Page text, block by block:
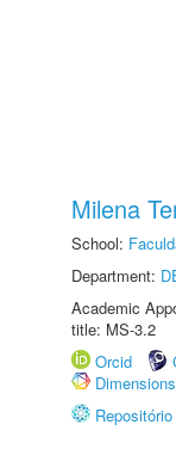
Milena
School:
Department:
Academic
title: MS-3.2
Orcid
Dimensions